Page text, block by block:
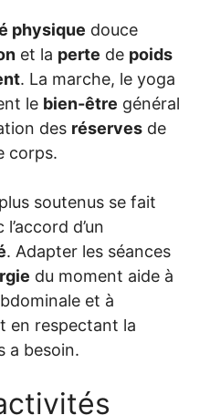
physique douce
et la perte de poids
. La marche, le yoga
le bien-être général
des réserves de
corps.
soutenus se fait
d’un
. Adapter les séances
du moment aide à
et à
en respectant la
a besoin.